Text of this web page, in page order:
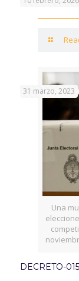
PROGRAMA
Una
31 marzo, 2023
DECRETO-